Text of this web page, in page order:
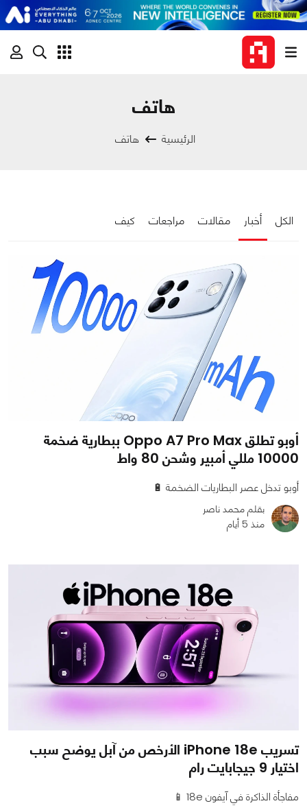
هاتف
الرئيسية هاتف
الكل أخبار مقالات مراجعات كيف
أوبو تطلق Oppo A7 Pro Max ببطارية ضخمة
10000 مللي أمبير وشحن 80 واط
أوبو تدخل عصر البطاريات الضخمة 🔋
بقلم محمد ناصر
منذ 5 أيام
تسريب iPhone 18e الأرخص من آبل يوضح سبب
اختيار 9 جيجابايت رام
مفاجأة الذاكرة في آيفون 18e 📱